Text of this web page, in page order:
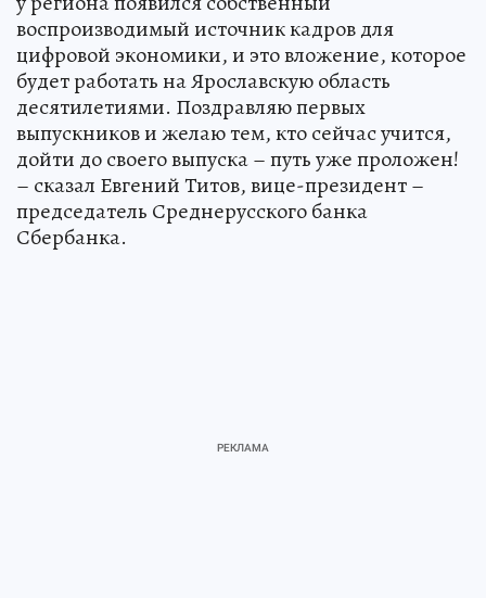
воспроизводимый источник кадров для
цифровой экономики, и это вложение, которое
будет работать на Ярославскую область
десятилетиями. Поздравляю первых
выпускников и желаю тем, кто сейчас учится,
дойти до своего выпуска – путь уже проложен!
– сказал Евгений Титов, вице-президент –
председатель Среднерусского банка
Сбербанка.